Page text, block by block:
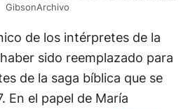
GibsonArchivo
de los intérpretes de la
sido reemplazado para
de la saga bíblica que se
En el papel de María